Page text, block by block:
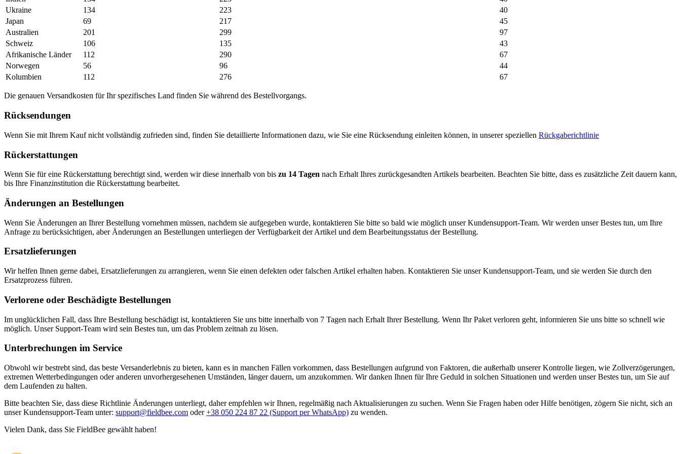
Ukraine
134 223
40
Japan
69 217
45
Australien
201 299
97
Schweiz
106 135
43
Afrikanische Länder
112 290
67
Norwegen
56 96
44
Kolumbien
112 276 67
Die genauen Versandkosten für Ihr spezifisches Land finden Sie während des Bestellvorgangs.
Rücksendungen
Wenn Sie mit Ihrem Kauf nicht vollständig zufrieden sind, finden Sie detaillierte Informationen dazu, wie Sie eine Rücksendung einleiten können, in unserer speziellen Rückgaberichtlinie
Rückerstattungen
Wenn Sie für eine Rückerstattung berechtigt sind, werden wir diese innerhalb von bis zu 14 Tagen nach Erhalt Ihres zurückgesandten Artikels bearbeiten. Beachten Sie bitte, dass es zusätzliche Zeit dauern kann,
bis Ihre Finanzinstitution die Rückerstattung bearbeitet.
Änderungen an Bestellungen
Wenn Sie Änderungen an Ihrer Bestellung vornehmen müssen, nachdem sie aufgegeben wurde, kontaktieren Sie bitte so bald wie möglich unser Kundensupport-Team. Wir werden unser Bestes tun, um Ihre
Anfrage zu berücksichtigen, aber Änderungen an Bestellungen unterliegen der Verfügbarkeit der Artikel und dem Bearbeitungsstatus der Bestellung.
Ersatzlieferungen
Wir helfen Ihnen gerne dabei, Ersatzlieferungen zu arrangieren, wenn Sie einen defekten oder falschen Artikel erhalten haben. Kontaktieren Sie unser Kundensupport-Team, und sie werden Sie durch den
Ersatzprozess führen.
Verlorene oder Beschädigte Bestellungen
Im unglücklichen Fall, dass Ihre Bestellung beschädigt ist, kontaktieren Sie uns bitte innerhalb von 7 Tagen nach Erhalt Ihrer Bestellung. Wenn Ihr Paket verloren geht, informieren Sie uns bitte so schnell wie
möglich. Unser Support-Team wird sein Bestes tun, um das Problem zeitnah zu lösen.
Unterbrechungen im Service
Obwohl wir bestrebt sind, das beste Versanderlebnis zu bieten, kann es in manchen Fällen vorkommen, dass Bestellungen aufgrund von Faktoren, die außerhalb unserer Kontrolle liegen, wie Zollverzögerungen,
extremen Wetterbedingungen oder anderen unvorhergesehenen Umständen, länger dauern, um anzukommen. Wir danken Ihnen für Ihre Geduld in solchen Situationen und werden unser Bestes tun, um Sie auf
dem Laufenden zu halten.
Bitte beachten Sie, dass diese Richtlinie Änderungen unterliegt, daher empfehlen wir Ihnen, regelmäßig nach Aktualisierungen zu suchen. Wenn Sie Fragen haben oder Hilfe benötigen, zögern Sie nicht, sich an
unser Kundensupport-Team unter: support@fieldbee.com oder +38 050 224 87 22 (Support per WhatsApp) zu wenden.
Vielen Dank, dass Sie FieldBee gewählt haben!